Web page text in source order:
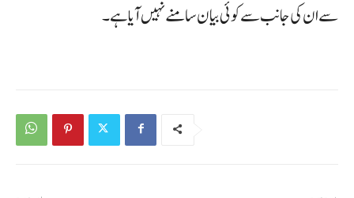
سے ان کی جانب سے کوئی بیان سامنے نہیں آیا ہے۔